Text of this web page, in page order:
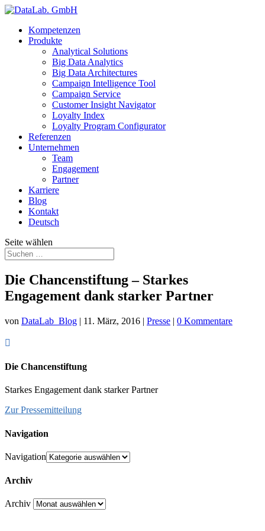
Kompetenzen
Produkte
Analytical Solutions
Big Data Analytics
Big Data Architectures
Campaign Intelligence Tool
Campaign Service
Customer Insight Navigator
Loyalty Index
Loyalty Program Configurator
Referenzen
Unternehmen
Team
Engagement
Partner
Karriere
Blog
Kontakt
Deutsch
Seite wählen
Die Chancenstiftung – Starkes
Engagement dank starker Partner
von DataLab_Blog | 11. März, 2016 | Presse | 0 Kommentare

Die Chancenstiftung
Starkes Engagement dank starker Partner
Zur Pressemitteilung
Navigation
Navigation
Archiv
Archiv